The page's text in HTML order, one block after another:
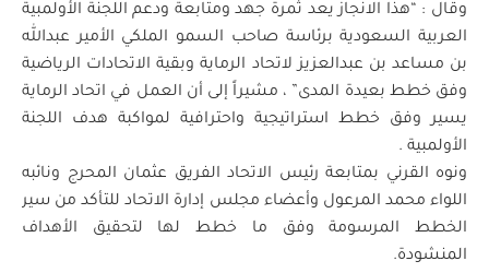
وقال : “هذا الانجاز يعد ثمرة جهد ومتابعة ودعم اللجنة الأولمبية
العربية السعودية برئاسة صاحب السمو الملكي الأمير عبدالله
بن مساعد بن عبدالعزيز لاتحاد الرماية وبقية الاتحادات الرياضية
وفق خطط بعيدة المدى” ، مشيراً إلى أن العمل في اتحاد الرماية
يسير وفق خطط استراتيجية واحترافية لمواكبة هدف اللجنة
الأولمبية .
ونوه القرني بمتابعة رئيس الاتحاد الفريق عثمان المحرج ونائبه
اللواء محمد المرعول وأعضاء مجلس إدارة الاتحاد للتأكد من سير
الخطط المرسومة وفق ما خطط لها لتحقيق الأهداف
المنشودة.